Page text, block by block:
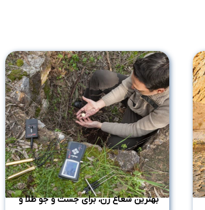
بهترین شعاع زن، برای جست و جو طلا و